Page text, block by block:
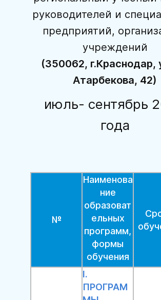
руководителей и
предприятий,
учреждений
(350062, г.Краснодар,
Атарбекова, 42)
июль- сентябрь
года
№
Наименова
ние
образоват
ельных
программ,
формы
обучения
I.
ПРОГРАМ